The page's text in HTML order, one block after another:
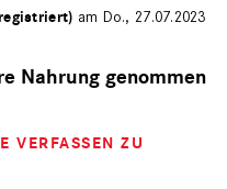
am Do., 27.07.2023
Nahrung genommen
VERFASSEN ZU